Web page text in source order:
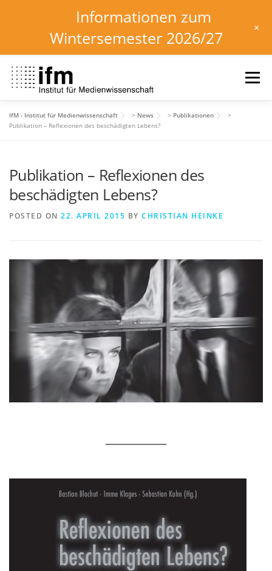
content
Menu
HOME NEWS KALENDER
INSTITUT FORSCHUNG DOWNLOADS
IfM - Institut für Medienwissenschaft > News > Publikationen
>
Publikation – Reflexionen des beschädigten Lebens?
Publikation – Reflexionen des
beschädigten Lebens?
POSTED ON 22. APRIL 2015 BY CHRISTIAN HEINKE
Informationen zum
Wintersemester 2026/27
+